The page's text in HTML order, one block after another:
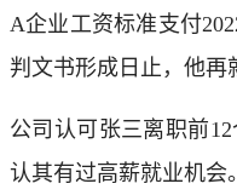
A企业工资标准支付
判文书形成日止，他再
公司认可张三离职前12
认其有过高薪就业机会